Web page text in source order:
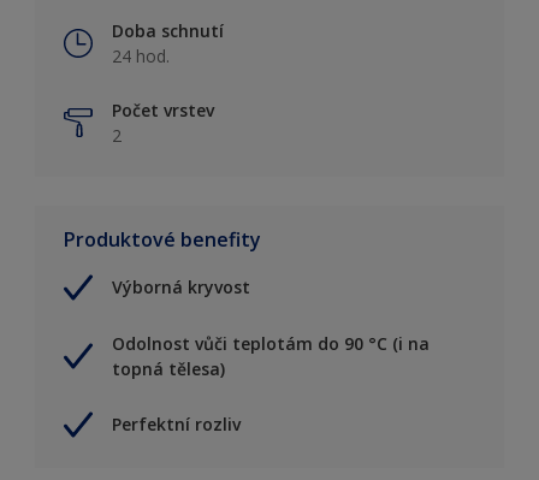
Doba schnutí
24 hod.
Počet vrstev
2
Produktové benefity
Výborná kryvost
Odolnost vůči teplotám do 90 °C (i na
topná tělesa)
Perfektní rozliv